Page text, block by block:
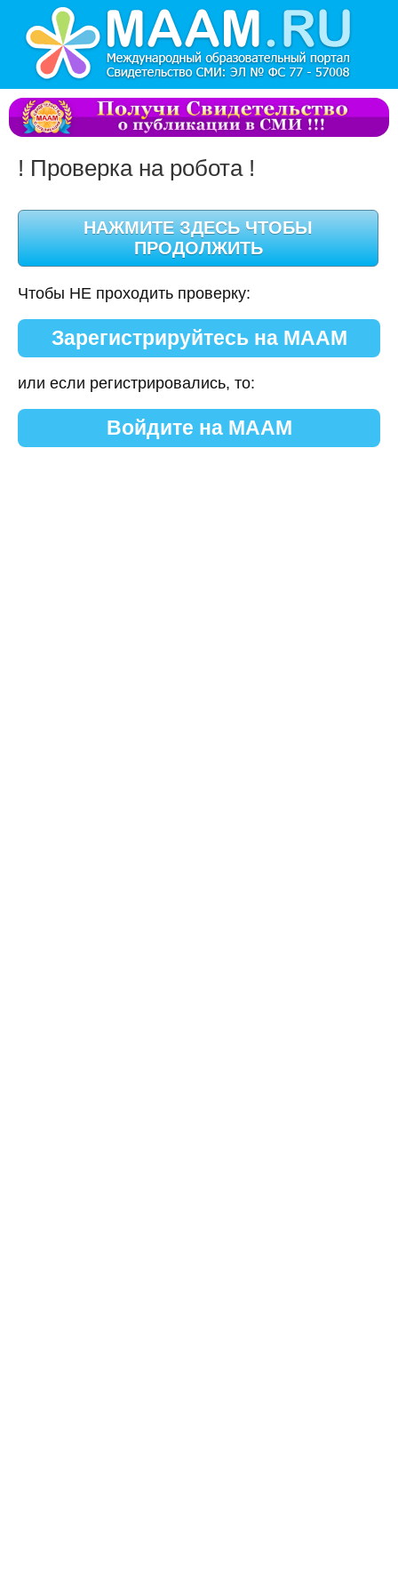
! Проверка на робота !
Чтобы НЕ проходить проверку:
Зарегистрируйтесь на МААМ
или если регистрировались, то:
Войдите на МААМ